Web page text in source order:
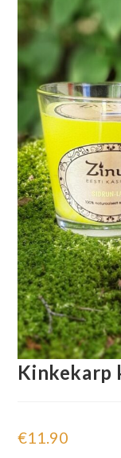
Kinkekarp
€11.90